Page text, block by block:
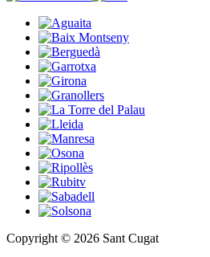
Copyright © 2026 Sant Cugat